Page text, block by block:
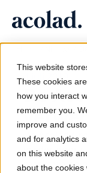
This website
These cookies
how you interact
remember you.
improve and
and for analytics
on this website
about the cookies
Vertaling
AI-snelheid,
Tolken
Naadloze
Lia
Directe,
Lia Live
Tolken in een
Succesverhalen
Echte resultaten
Blogartikelen
Expertinzichten over
Over Acolad
Partners
4 juli 2019
De
De Acolad
verder door
markt via de